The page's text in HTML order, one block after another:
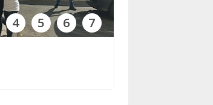
4 5 6 7